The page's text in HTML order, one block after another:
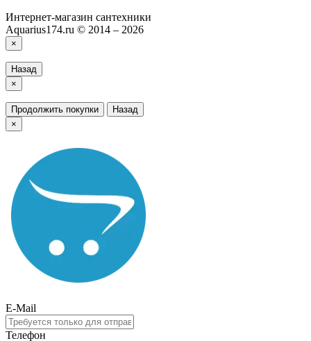
Интернет-магазин сантехники
Aquarius174.ru © 2014 – 2026
×
Назад
×
Продолжить покупки
Назад
×
E-Mail
Телефон